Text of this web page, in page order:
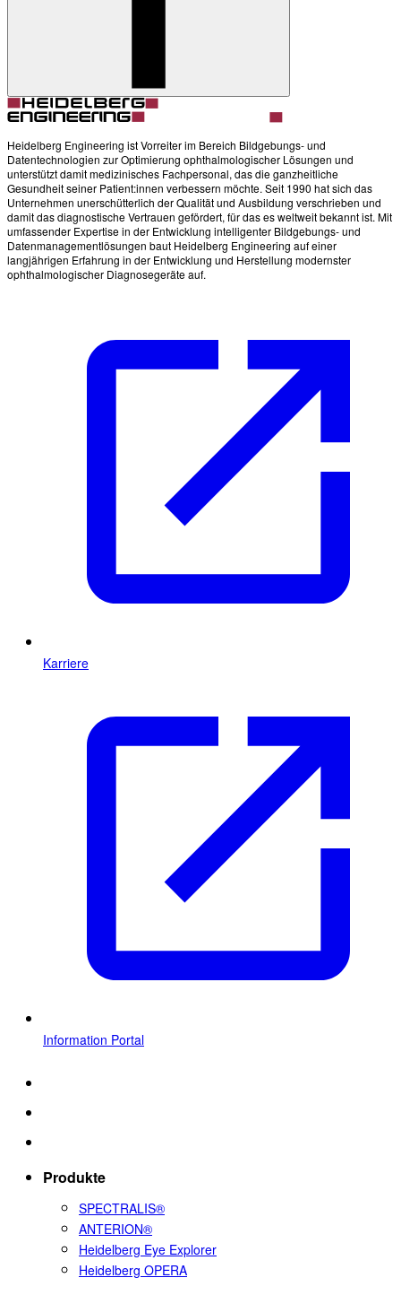
Heidelberg Engineering ist Vorreiter im Bereich Bildgebungs- und
Datentechnologien zur Optimierung ophthalmologischer Lösungen und
unterstützt damit medizinisches Fachpersonal, das die ganzheitliche
Gesundheit seiner Patient:innen verbessern möchte. Seit 1990 hat sich das
Unternehmen unerschütterlich der Qualität und Ausbildung verschrieben und
damit das diagnostische Vertrauen gefördert, für das es weltweit bekannt ist. Mit
umfassender Expertise in der Entwicklung intelligenter Bildgebungs- und
Datenmanagementlösungen baut Heidelberg Engineering auf einer
langjährigen Erfahrung in der Entwicklung und Herstellung modernster
ophthalmologischer Diagnosegeräte auf.
Karriere
Information Portal
Produkte
SPECTRALIS®
ANTERION®
Heidelberg Eye Explorer
Heidelberg OPERA